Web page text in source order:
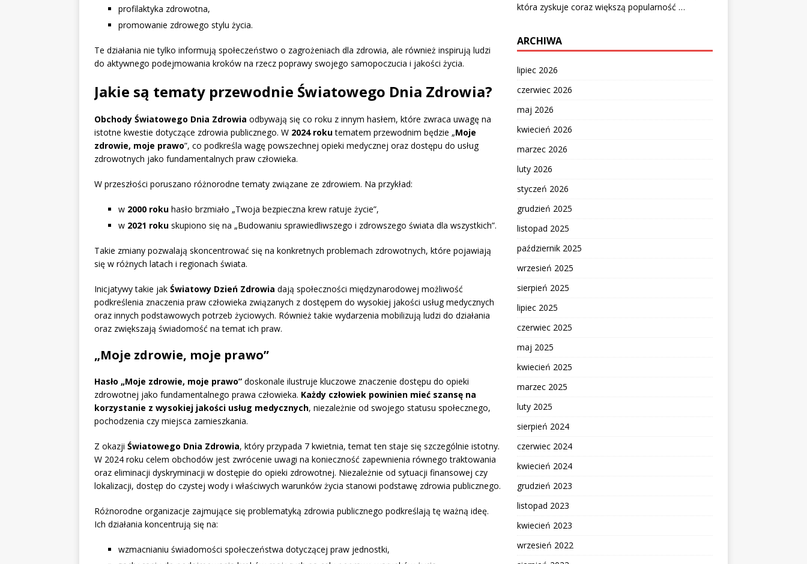
profilaktyka zdrowotna,
promowanie zdrowego stylu życia.
Te działania nie tylko informują społeczeństwo o zagrożeniach dla zdrowia, ale również inspirują ludzi
do aktywnego podejmowania kroków na rzecz poprawy swojego samopoczucia i jakości życia.
Jakie są tematy przewodnie Światowego Dnia Zdrowia?
Obchody Światowego Dnia Zdrowia odbywają się co roku z innym hasłem, które zwraca uwagę na
istotne kwestie dotyczące zdrowia publicznego. W 2024 rokutematem przewodnim będzie „Moje
zdrowie, moje prawo”, co podkreśla wagę powszechnej opieki medycznej oraz dostępu do usług
zdrowotnych jako fundamentalnych praw człowieka.
W przeszłości poruszano różnorodne tematy związane ze zdrowiem. Na przykład:
w 2000 roku hasło brzmiało „Twoja bezpieczna krew ratuje życie”,
w 2021 roku skupiono się na „Budowaniu sprawiedliwszego i zdrowszego świata dla wszystkich”.
Takie zmiany pozwalają skoncentrować się na konkretnych problemach zdrowotnych, które pojawiają
się w różnych latach i regionach świata.
Inicjatywy takie jak Światowy Dzień Zdrowia dają społeczności międzynarodowej możliwość
podkreślenia znaczenia praw człowieka związanych z dostępem do wysokiej jakości usług medycznych
oraz innych podstawowych potrzeb życiowych. Również takie wydarzenia mobilizują ludzi do działania
oraz zwiększają świadomość na temat ich praw.
„Moje zdrowie, moje prawo”
Hasło „Moje zdrowie, moje prawo” doskonale ilustruje kluczowe znaczenie dostępu do opieki
zdrowotnej jako fundamentalnego prawa człowieka. Każdy człowiek powinien mieć szansę na
korzystanie z wysokiej jakości usług medycznych, niezależnie od swojego statusu społecznego,
pochodzenia czy miejsca zamieszkania.
Z okazji Światowego Dnia Zdrowia, który przypada 7 kwietnia, temat ten staje się szczególnie istotny.
W 2024 roku celem obchodów jest zwrócenie uwagi na konieczność zapewnienia równego traktowania
oraz eliminacji dyskryminacji w dostępie do opieki zdrowotnej. Niezależnie od sytuacji finansowej czy
lokalizacji, dostęp do czystej wody i właściwych warunków życia stanowi podstawę zdrowia publicznego.
Różnorodne organizacje zajmujące się problematyką zdrowia publicznego podkreślają tę ważną ideę.
Ich działania koncentrują się na:
wzmacnianiu świadomości społeczeństwa dotyczącej praw jednostki,
która zyskuje coraz większą popularność …
ARCHIWA
lipiec 2026
czerwiec 2026
maj 2026
kwiecień 2026
marzec 2026
luty 2026
styczeń 2026
grudzień 2025
listopad 2025
październik 2025
wrzesień 2025
sierpień 2025
lipiec 2025
czerwiec 2025
maj 2025
kwiecień 2025
marzec 2025
luty 2025
sierpień 2024
czerwiec 2024
kwiecień 2024
grudzień 2023
listopad 2023
kwiecień 2023
wrzesień 2022